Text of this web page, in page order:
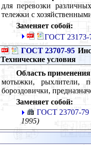
для перевозки
тележки с
Заменяет собой:
ГОСТ 23173-
ГОСТ 23707-95
Технические условия
Область
мотыжки, рыхлители,
бороздовички,
Заменяет собой:
ГОСТ 23707-79
1995)